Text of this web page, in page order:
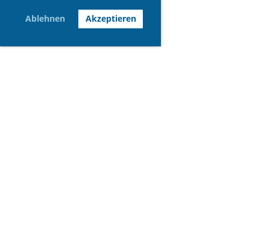
Ablehnen Akzeptieren